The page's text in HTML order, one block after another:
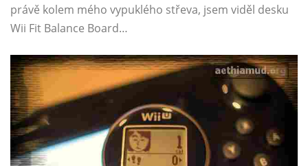
právě kolem mého vypuklého střeva, jsem viděl desku
Wii Fit Balance Board…